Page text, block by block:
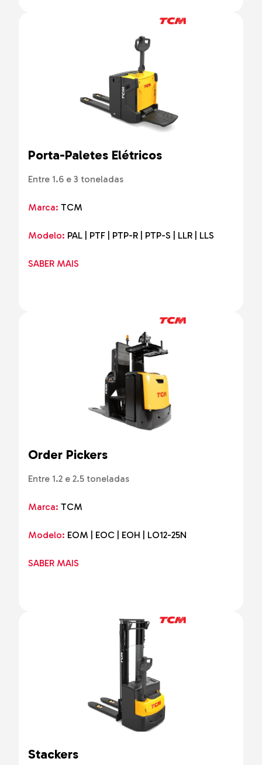
Porta-Paletes Elétricos
Entre 1.6 e 3 toneladas
Marca: TCM
Modelo: PAL | PTF | PTP-R | PTP-S | LLR | LLS
SABER MAIS
Order Pickers
Entre 1.2 e 2.5 toneladas
Marca: TCM
Modelo: EOM | EOC | EOH | LO12-25N
SABER MAIS
Stackers